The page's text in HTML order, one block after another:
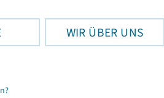
WIR ÜBER UNS